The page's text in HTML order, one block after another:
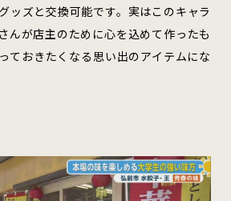
ッズと交換可能です。実はこのキャラ
んが店主のために心を込めて作ったも
ておきたくなる思い出のアイテムにな